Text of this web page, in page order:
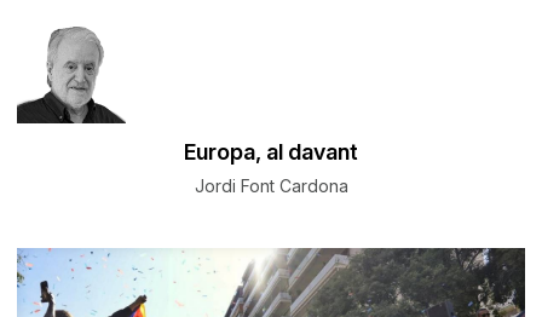
Europa, al davant
Jordi Font Cardona